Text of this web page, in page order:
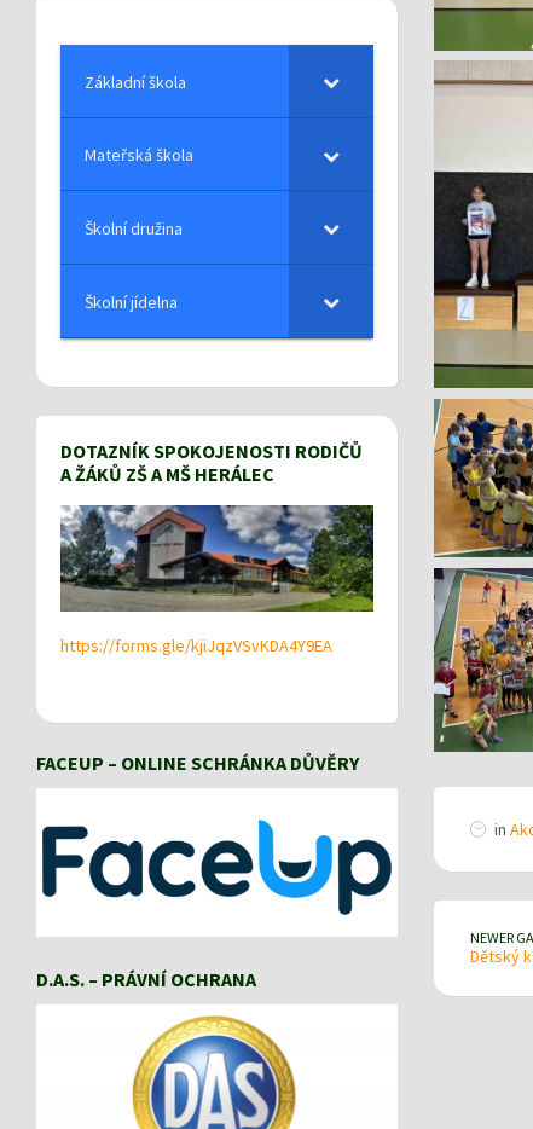
in
NEWER
Dětský
Základní škola
Mateřská škola
Školní družina
Školní jídelna
DOTAZNÍK SPOKOJENOSTI RODIČŮ
A ŽÁKŮ ZŠ A MŠ HERÁLEC
https://forms.gle/kjiJqzVSvKDA4Y9EA
FACEUP – ONLINE SCHRÁNKA DŮVĚRY
D.A.S. – PRÁVNÍ OCHRANA